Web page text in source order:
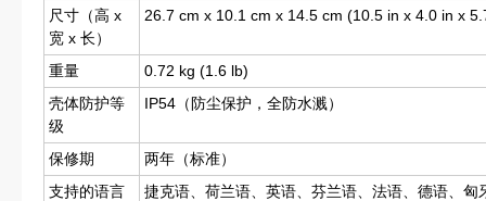
尺寸（高 x
宽 x 长）
26.7 cm x 10.1 cm x 14.5 cm (10.5 in x 4.0 in x
重量
0.72 kg (1.6 lb)
壳体防护等
级
IP54（防尘保护，全防水溅）
保修期
两年（标准）
支持的语言
捷克语、荷兰语、英语、芬兰语、法语、德语、